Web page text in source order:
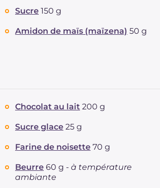
Protéine
Graisses
dont acides gras saturés 24.68
Sucre 150 g
Amidon de maïs (maïzena) 50 g
Chocolat au lait 200 g
Sucre glace 25 g
Farine de noisette 70 g
Beurre 60 g - à température
ambiante